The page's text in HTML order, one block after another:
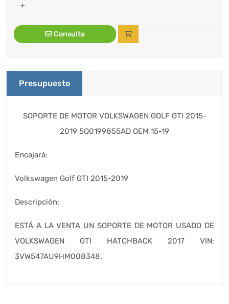
+
Consulta
Presupuesto
SOPORTE DE MOTOR VOLKSWAGEN GOLF GTI 2015-
2019 5Q0199855AD OEM 15-19
Encajará:
Volkswagen Golf GTI 2015-2019
Descripción:
ESTÁ A LA VENTA UN SOPORTE DE MOTOR USADO DE
VOLKSWAGEN GTI HATCHBACK 2017 VIN:
3VW547AU9HM008348.